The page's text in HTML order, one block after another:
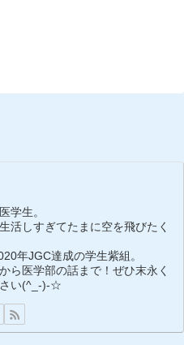
学生。
活しすぎてたまに空を飛びたく
年JGC達成の学生紫組。
ら医学部の話まで！ぜひ末永く
い(^_-)-☆